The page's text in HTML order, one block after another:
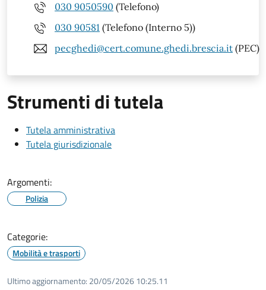
030 9050590 (Telefono)
030 90581 (Telefono (Interno 5))
pecghedi@cert.comune.ghedi.brescia.it (PEC)
Strumenti di tutela
Tutela amministrativa
Tutela giurisdizionale
Argomenti:
Polizia
Categorie:
Mobilità e trasporti
Ultimo aggiornamento: 20/05/2026 10:25.11